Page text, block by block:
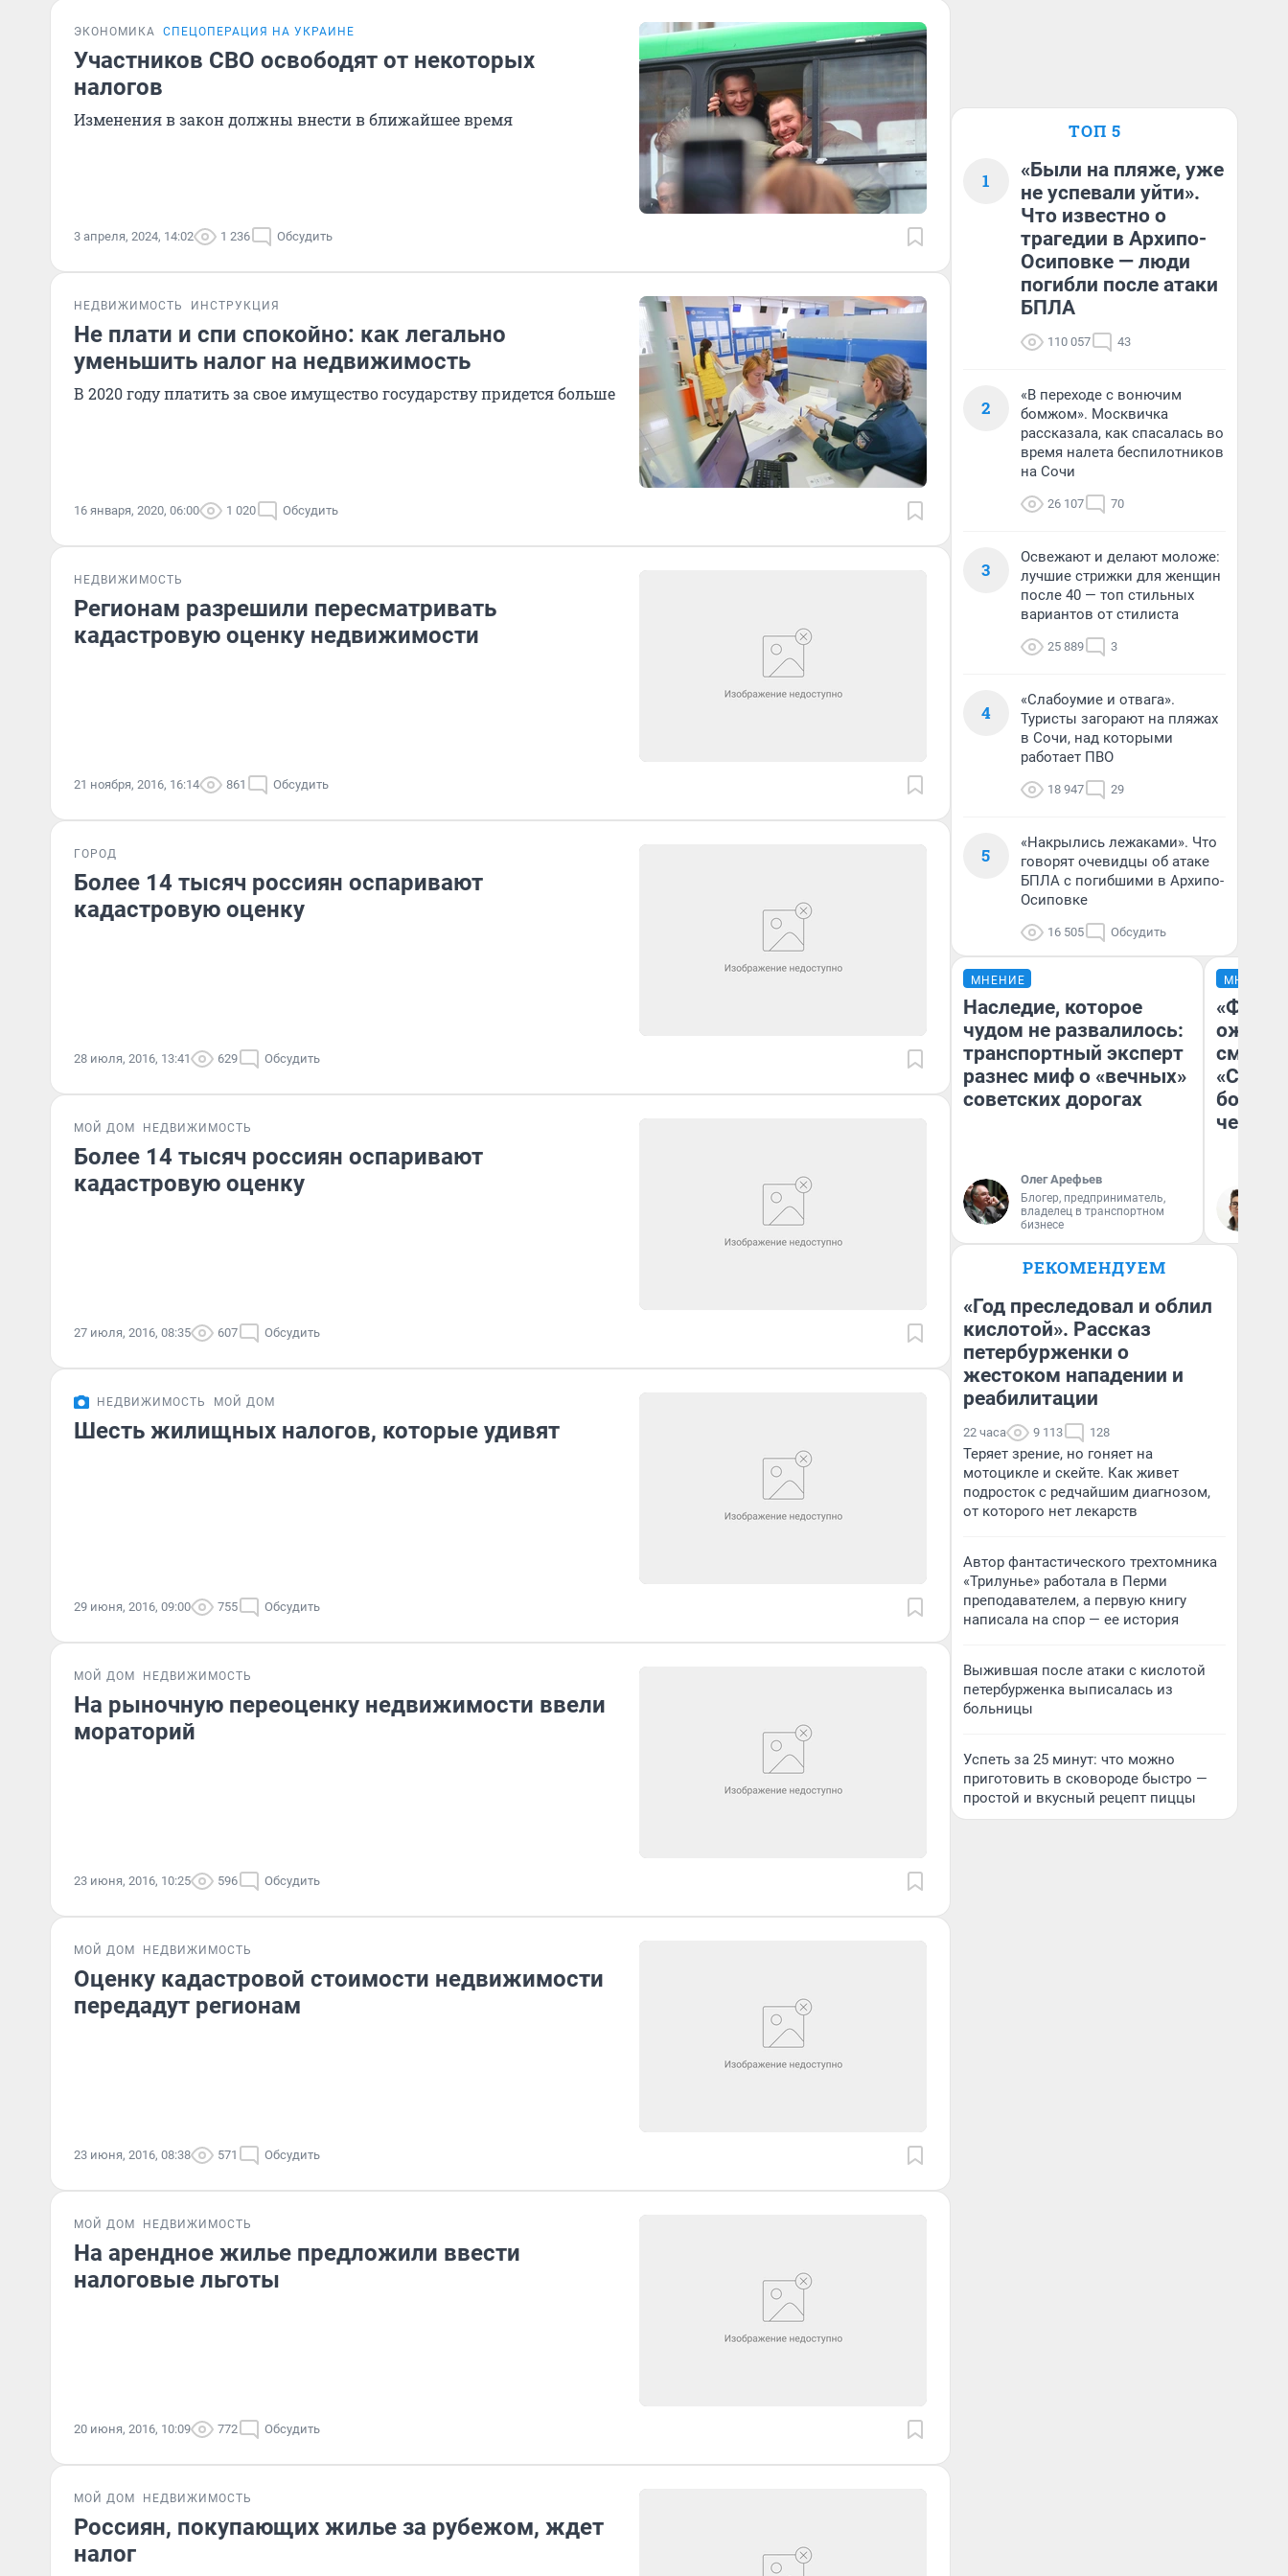
ЭКОНОМИКА СПЕЦОПЕРАЦИЯ НА УКРАИНЕ
Участников СВО освободят от некоторых
налогов
Изменения в закон должны внести в ближайшее время
3 апреля, 2024, 14:02 1 236 Обсудить
НЕДВИЖИМОСТЬ ИНСТРУКЦИЯ
Не плати и спи спокойно: как легально
уменьшить налог на недвижимость
В 2020 году платить за свое имущество государству придется больше
16 января, 2020, 06:00 1 020 Обсудить
НЕДВИЖИМОСТЬ
Регионам разрешили пересматривать
кадастровую оценку недвижимости
21 ноября, 2016, 16:14 861 Обсудить
ГОРОД
Более 14 тысяч россиян оспаривают
кадастровую оценку
28 июля, 2016, 13:41 629 Обсудить
МОЙ ДОМ НЕДВИЖИМОСТЬ
Более 14 тысяч россиян оспаривают
кадастровую оценку
27 июля, 2016, 08:35 607 Обсудить
НЕДВИЖИМОСТЬ МОЙ ДОМ
Шесть жилищных налогов, которые удивят
29 июня, 2016, 09:00 755 Обсудить
МОЙ ДОМ НЕДВИЖИМОСТЬ
На рыночную переоценку недвижимости ввели
мораторий
23 июня, 2016, 10:25 596 Обсудить
МОЙ ДОМ НЕДВИЖИМОСТЬ
Оценку кадастровой стоимости недвижимости
передадут регионам
23 июня, 2016, 08:38 571 Обсудить
МОЙ ДОМ НЕДВИЖИМОСТЬ
На арендное жилье предложили ввести
налоговые льготы
20 июня, 2016, 10:09 772 Обсудить
МОЙ ДОМ НЕДВИЖИМОСТЬ
Россиян, покупающих жилье за рубежом, ждет
налог
ТОП 5
1
«Были на пляже, уже
не успевали уйти».
Что известно о
трагедии в Архипо-
Осиповке — люди
погибли после атаки
БПЛА
110 057 43
2
«В переходе с вонючим
бомжом». Москвичка
рассказала, как спасалась во
время налета беспилотников
на Сочи
26 107 70
3
Освежают и делают моложе:
лучшие стрижки для женщин
после 40 — топ стильных
вариантов от стилиста
25 889 3
4
«Слабоумие и отвага».
Туристы загорают на пляжах
в Сочи, над которыми
работает ПВО
18 947 29
5
«Накрылись лежаками». Что
говорят очевидцы об атаке
БПЛА с погибшими в Архипо-
Осиповке
16 505 Обсудить
МНЕНИЕ
Наследие, которое
чудом не развалилось:
транспортный эксперт
разнес миф о «вечных»
советских дорогах
Олег Арефьев
Блогер, предприниматель,
владелец в транспортном
бизнесе
МНЕНИЕ
РЕКОМЕНДУЕМ
«Год преследовал и облил
кислотой». Рассказ
петербурженки о
жестоком нападении и
реабилитации
22 часа 9 113 128
Теряет зрение, но гоняет на
мотоцикле и скейте. Как живет
подросток с редчайшим диагнозом,
от которого нет лекарств
Автор фантастического трехтомника
«Трилунье» работала в Перми
преподавателем, а первую книгу
написала на спор — ее история
Выжившая после атаки с кислотой
петербурженка выписалась из
больницы
Успеть за 25 минут: что можно
приготовить в сковороде быстро —
простой и вкусный рецепт пиццы